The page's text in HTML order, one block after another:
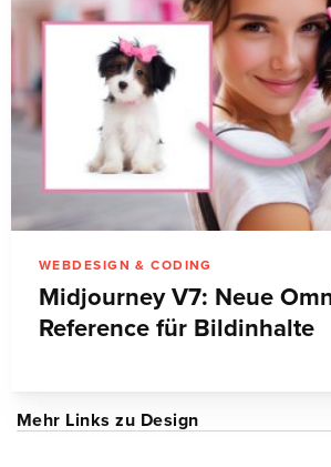
WEBDESIGN & CODING
Midjourney V7: Neue
Reference für Bildinhalte
Mehr Links zu Design